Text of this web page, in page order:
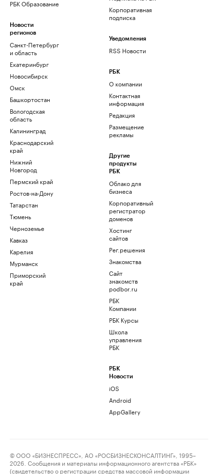
РБК Образование
Новости
регионов
Санкт-Петербург
и область
Екатеринбург
Новосибирск
Омск
Башкортостан
Вологодская
область
Калининград
Краснодарский
край
Нижний
Новгород
Пермский край
Ростов-на-Дону
Татарстан
Тюмень
Черноземье
Кавказ
Карелия
Мурманск
Приморский
край
Корпоративная
подписка
Уведомления
RSS Новости
РБК
О компании
Контактная
информация
Редакция
Размещение
рекламы
Другие
продукты
РБК
Облако для
бизнеса
Корпоративный
регистратор
доменов
Хостинг
сайтов
Рег.решения
Знакомства
Сайт
знакомств
podbor.ru
РБК
Компании
РБК Курсы
Школа
управления
РБК
РБК
Новости
iOS
Android
AppGallery
© ООО «БИЗНЕСПРЕСС», АО «РОСБИЗНЕСКОНСАЛТИНГ», 1995–
2026. Сообщения и материалы информационного агентства «РБК»
(свидетельство о регистрации средства массовой информации